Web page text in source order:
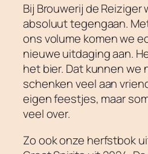
Bij Brouwerij de Reiziger
absoluut tegengaan.
ons volume komen we
nieuwe uitdaging aan.
het bier. Dat kunnen we
schenken veel aan
eigen feestjes, maar
veel over.
Zo ook onze herfstbok